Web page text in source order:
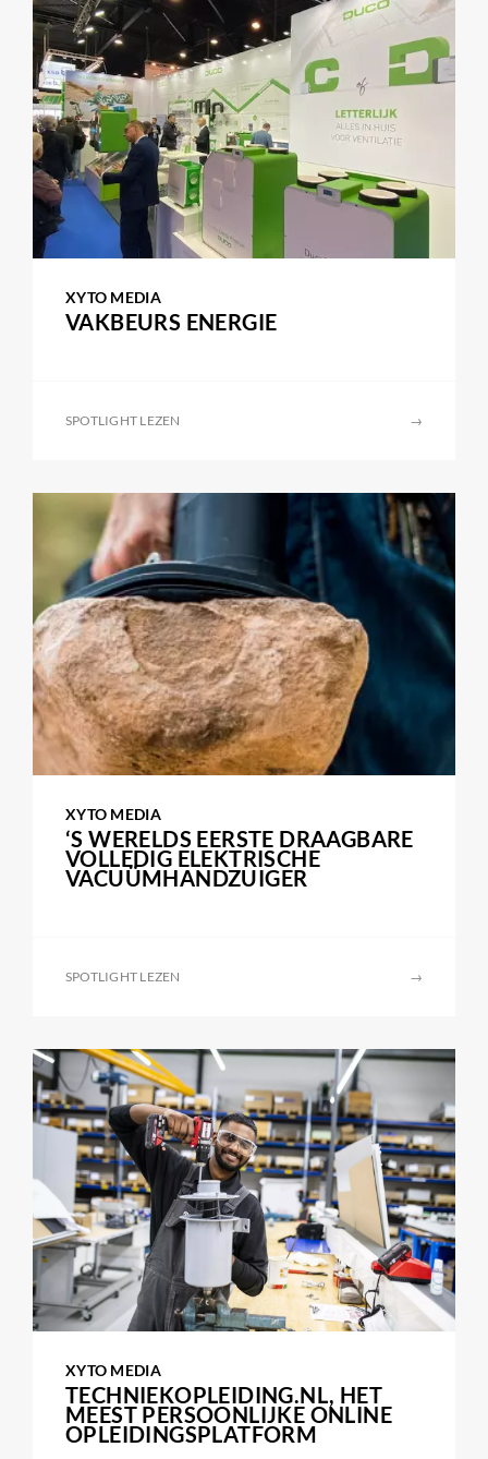
XYTO MEDIA
VAKBEURS ENERGIE
SPOTLIGHT LEZEN →
XYTO MEDIA
‘S WERELDS EERSTE DRAAGBARE
VOLLEDIG ELEKTRISCHE
VACUÜMHANDZUIGER
SPOTLIGHT LEZEN →
XYTO MEDIA
TECHNIEKOPLEIDING.NL, HET
MEEST PERSOONLIJKE ONLINE
OPLEIDINGSPLATFORM